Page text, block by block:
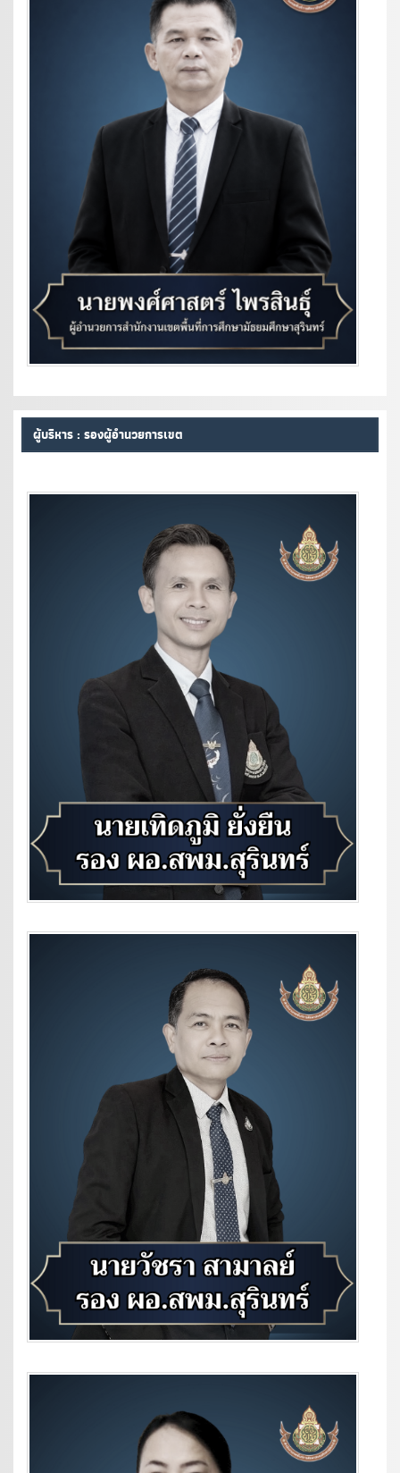
ผู้บริหาร : รองผู้อำนวยการเขต